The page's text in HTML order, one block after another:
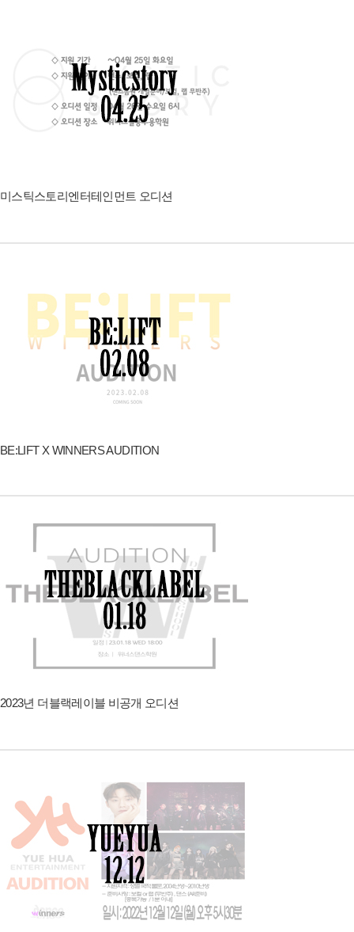
미스틱스토리엔터테인먼트 오디션
BE:LIFT X WINNERS AUDITION
2023년 더블랙레이블 비공개 오디션